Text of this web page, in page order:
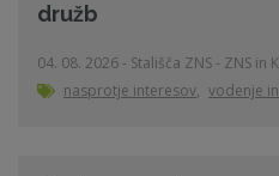
družb
04. 08. 2026 - Stališča ZNS - ZNS in
nasprotje interesov, vodenje